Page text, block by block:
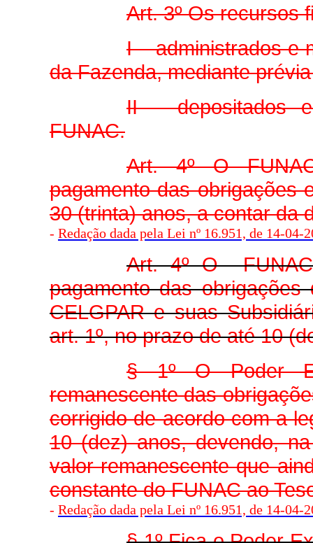
Art. 3º Os recursos
I – administrados e
da Fazenda, mediante
II – depositados
FUNAC.
Art. 4º O
pagamento das obrigações
30 (trinta) anos, a contar da
- Redação dada pela Lei nº 16.951, de 14-04-
Art. 4º O
pagamento das
CELGPAR e suas
art. 1º, no prazo de até 10
§ 1º O Poder
remanescente das
corrigido de acordo com a
10 (dez) anos, devendo,
valor remanescente que
constante do FUNAC ao
- Redação dada pela Lei nº 16.951, de 14-04-